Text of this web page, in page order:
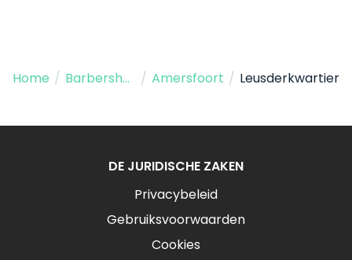
Home / Barbershop / Amersfoort / Leusderkwartier
DE JURIDISCHE ZAKEN
Privacybeleid
Gebruiksvoorwaarden
Cookies